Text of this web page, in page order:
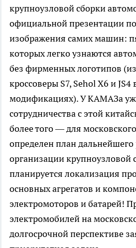
крупноузловой сборки
официальной презентации
изображения самих машин:
которых легко узнаются
без фирменных логотипов
кроссоверы S7, Sehol X6 и JS4
модификациях). У КАМАЗа
сотрудничества с этой
более того — для
определен план
организации
планируется локализация
основных агрегатов и
электромоторов и батарей!
электромобилей на
долгосрочной перспективе